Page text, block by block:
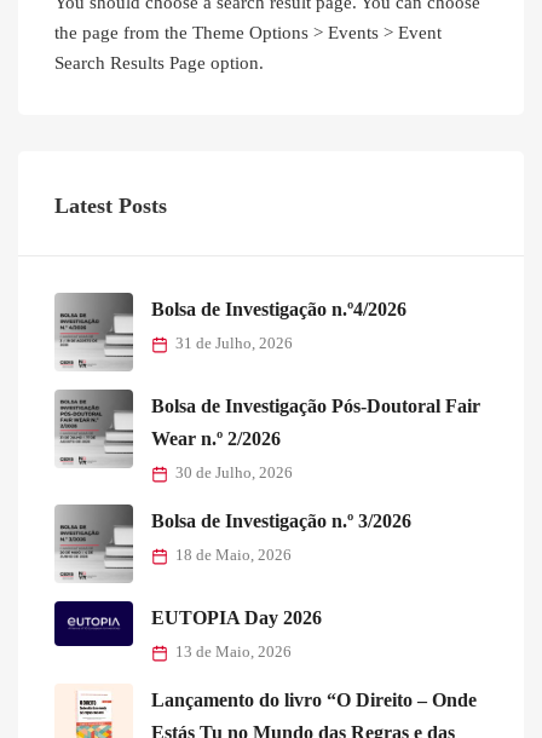
the page from the Theme Options > Events > Event
Search Results Page option.
Latest Posts
Bolsa de Investigação n.º4/2026
31 de Julho, 2026
Bolsa de Investigação Pós-Doutoral Fair
Wear n.º 2/2026
30 de Julho, 2026
Bolsa de Investigação n.º 3/2026
18 de Maio, 2026
EUTOPIA Day 2026
13 de Maio, 2026
Lançamento do livro “O Direito – Onde
Estás Tu no Mundo das Regras e das